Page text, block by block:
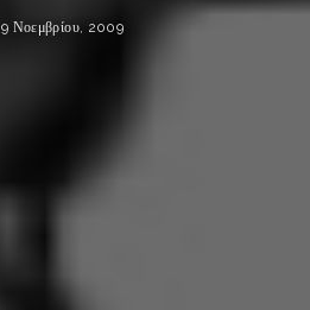
9 Νοεμβρίου, 2009